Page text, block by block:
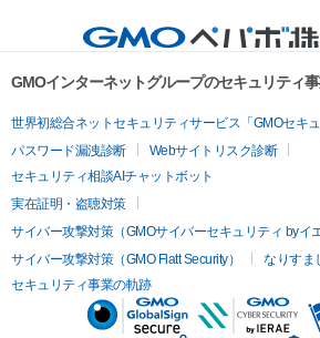
GMOインターネットグループのセキュリティ
世界初総合ネットセキュリティサービス「GMOセキュ
パスワード漏洩診断
Webサイトリスク診断
セキュリティ相談AIチャットボット
実在証明・盗聴対策
サイバー攻撃対策（GMOサイバーセキュリティ byイ
サイバー攻撃対策（GMO Flatt Security）
なりすま
セキュリティ事業の軌跡